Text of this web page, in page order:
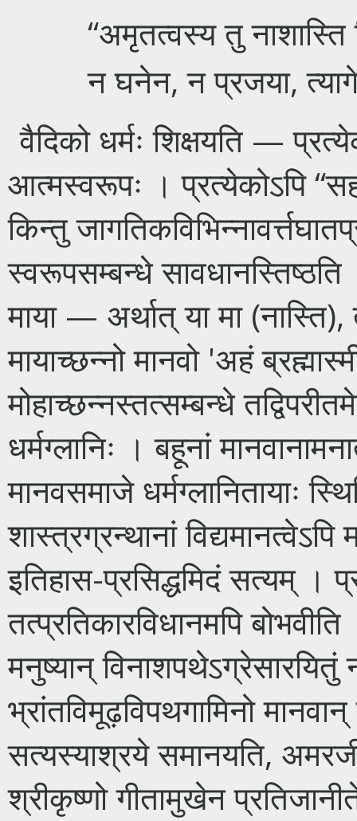
“अमृतत्वस्य तु नाशास्ति
न घनेन, न प्रजया,
वैदिको धर्मः शिक्षयति —
आत्मस्वरूपः । प्रत्येकोऽपि
किन्तु
स्वरूपसम्बन्धे सावधानस्तिष्ठति
माया — अर्थात् या मा
मायाच्छन्नो मानवो 'अहं
मोहाच्छन्नस्तत्सम्बन्धे
धर्मग्लानिः । बहूनां
मानवसमाजे धर्मग्लानितायाः
शास्त्रग्रन्थानां
इतिहास-प्रसिद्धमिदं सत्यम् ।
तत्प्रतिकारविधानमपि
मनुष्यान्
भ्रांतविमूढ़विपथगामिनो मानवान्
सत्यस्याश्रये समानयति,
श्रीकृष्णो गीतामुखेन